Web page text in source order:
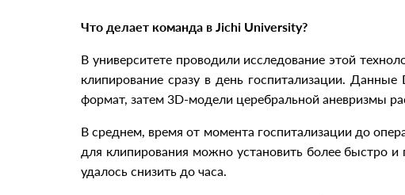
Что делает команда в Jichi University?
В университете проводили исследование этой
клипирование сразу в день госпитализации.
формат, затем 3D-модели церебральной аневризмы
В среднем, время от момента госпитализации до
для клипирования можно установить более быстро и
удалось снизить до часа.